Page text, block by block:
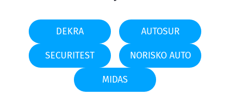
DEKRA AUTOSUR
SECURITEST NORISKO AUTO
MIDAS